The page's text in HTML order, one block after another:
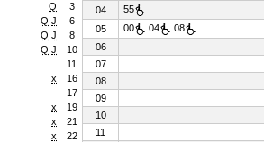
Q
3
Q J
6
Q J
8
Q J
10
11
x
16
17
x
19
x
21
x
22
04
55
05
00 04
08
06
07
08
09
10
11